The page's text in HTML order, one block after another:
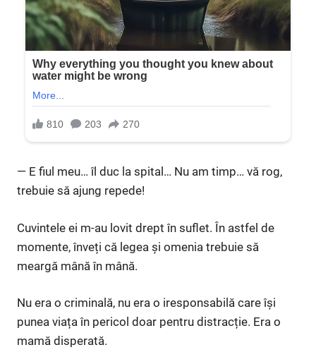
— E fiul meu… îl duc la spital… Nu am timp… vă rog,
trebuie să ajung repede!
Cuvintele ei m-au lovit drept în suflet. În astfel de
momente, înveți că legea și omenia trebuie să
meargă mână în mână.
Nu era o criminală, nu era o iresponsabilă care își
punea viața în pericol doar pentru distracție. Era o
mamă disperată.